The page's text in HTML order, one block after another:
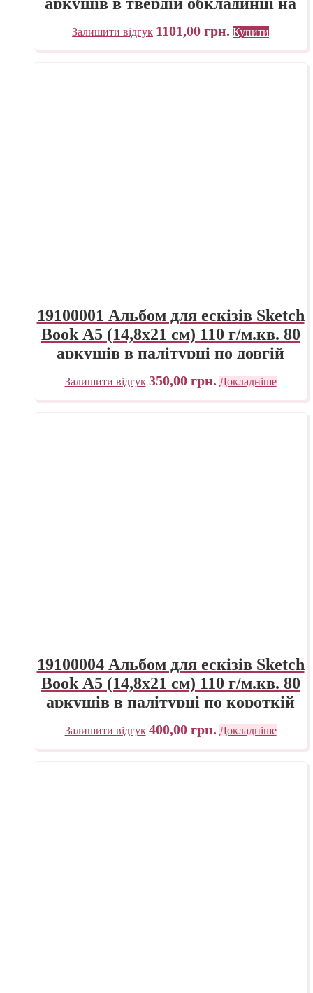
спіралі Fabriano Італія
Залишити відгук 1101,00 грн. Купити
19100001 Альбом для ескізів Sketch
Book А5 (14,8х21 см) 110 г/м.кв. 80
аркушів в палітурці по довгій
стороні Fabriano Італія
Залишити відгук 350,00 грн. Докладніше
19100004 Альбом для ескізів Sketch
Book А5 (14,8х21 см) 110 г/м.кв. 80
аркушів в палітурці по короткій
стороні Fabriano Італія
Залишити відгук 400,00 грн. Докладніше